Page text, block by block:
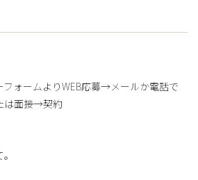
フォームよりWEB応募→メールか電話で
は面接→契約